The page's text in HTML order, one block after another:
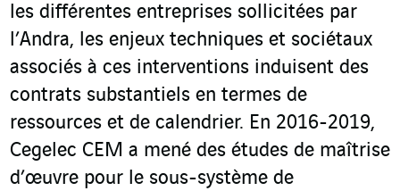
les différentes entreprises sollicitées par
l’Andra, les enjeux techniques et sociétaux
associés à ces interventions induisent des
contrats substantiels en termes de
ressources et de calendrier. En 2016-2019,
Cegelec CEM a mené des études de maîtrise
d’œuvre pour le sous-système de